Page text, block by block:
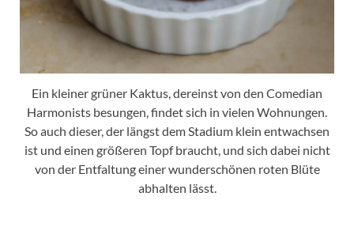
Ein kleiner grüner Kaktus, dereinst von den Comedian
Harmonists besungen, findet sich in vielen Wohnungen.
So auch dieser, der längst dem Stadium klein entwachsen
ist und einen größeren Topf braucht, und sich dabei nicht
von der Entfaltung einer wunderschönen roten Blüte
abhalten lässt.